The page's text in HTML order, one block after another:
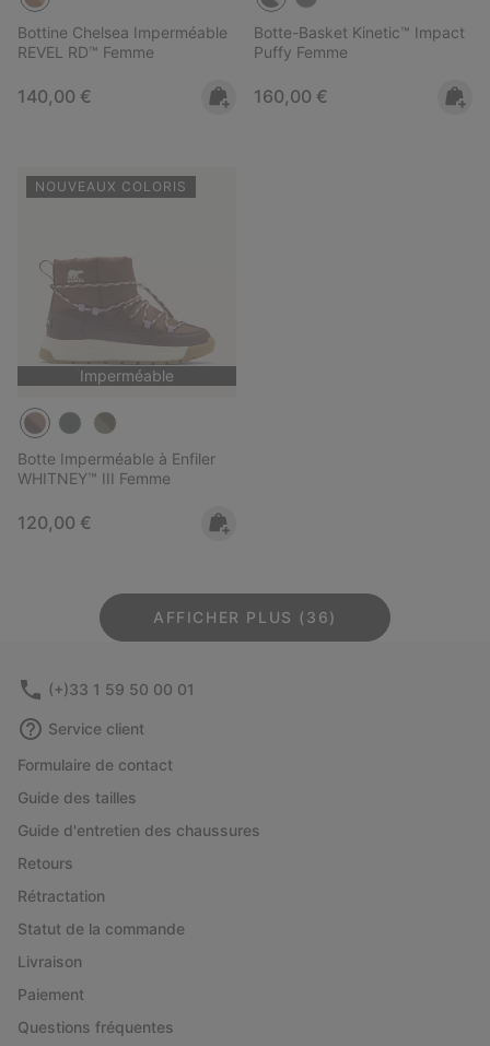
Bottine Chelsea Imperméable
REVEL RD™ Femme
Regular price:
140,00 €
Botte-Basket Kinetic™ Impact
Puffy Femme
Regular price:
160,00 €
NOUVEAUX COLORIS
Imperméable
Botte Imperméable à Enfiler
WHITNEY™ III Femme
Regular price:
120,00 €
AFFICHER PLUS (36)
(+)33 1 59 50 00 01
Service client
Formulaire de contact
Guide des tailles
Guide d'entretien des chaussures
Retours
Rétractation
Statut de la commande
Livraison
Paiement
Questions fréquentes